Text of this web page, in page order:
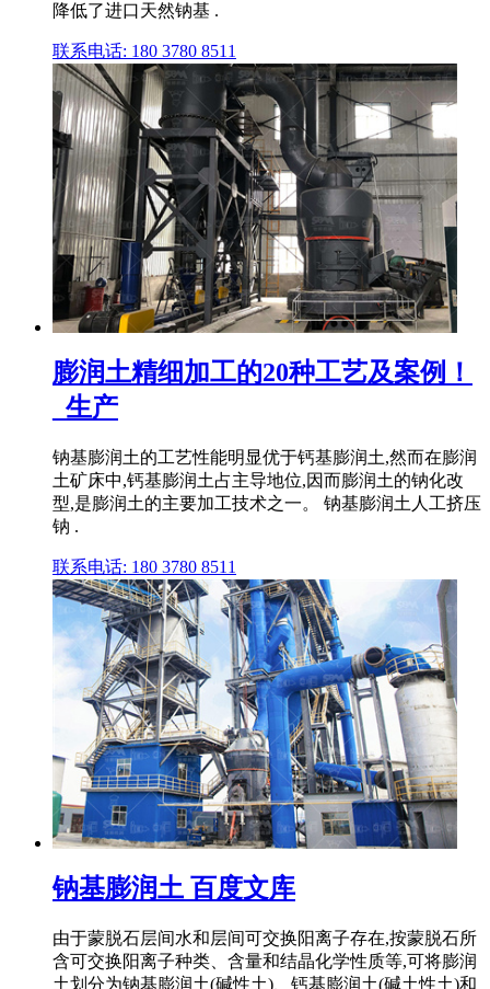
降低了进口天然钠基 .
联系电话: 180 3780 8511
膨润土精细加工的20种工艺及案例！
_生产
钠基膨润土的工艺性能明显优于钙基膨润土,然而在膨润
土矿床中,钙基膨润土占主导地位,因而膨润土的钠化改
型,是膨润土的主要加工技术之一。 钠基膨润土人工挤压
钠 .
联系电话: 180 3780 8511
钠基膨润土 百度文库
由于蒙脱石层间水和层间可交换阳离子存在,按蒙脱石所
含可交换阳离子种类、含量和结晶化学性质等,可将膨润
土划分为钠基膨润土(碱性土)、钙基膨润土(碱土性土)和